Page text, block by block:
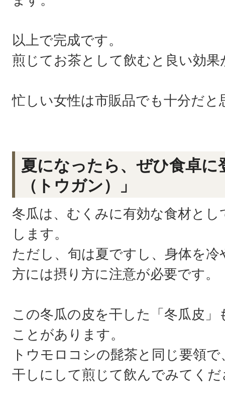
以上で完成です。
煎じてお茶として飲むと良い効
忙しい女性は市販品でも十分だと
夏になったら、ぜひ食卓に
（トウガン）」
冬瓜は、むくみに有効な食材と
します。
ただし、旬は夏ですし、身体を
方には摂り方に注意が必要です。
この冬瓜の皮を干した「冬瓜皮
ことがあります。
トウモロコシの髭茶と同じ要領
干しにして煎じて飲んでみてくだ